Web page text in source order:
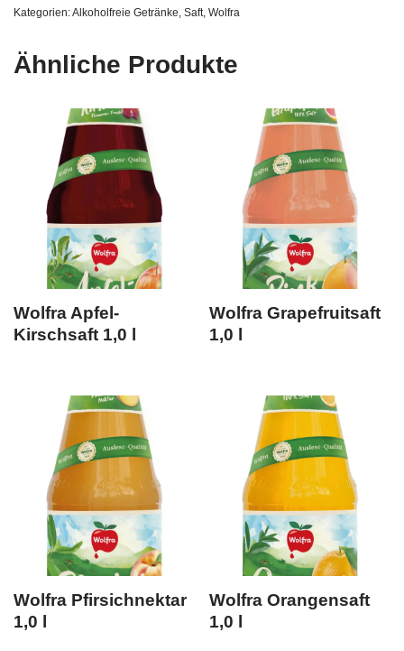
Kategorien:Alkoholfreie Getränke, Saft, Wolfra
Ähnliche Produkte
Wolfra Apfel-
Kirschsaft 1,0 l
Wolfra Grapefruitsaft
1,0 l
Wolfra Pfirsichnektar
1,0 l
Wolfra Orangensaft
1,0 l